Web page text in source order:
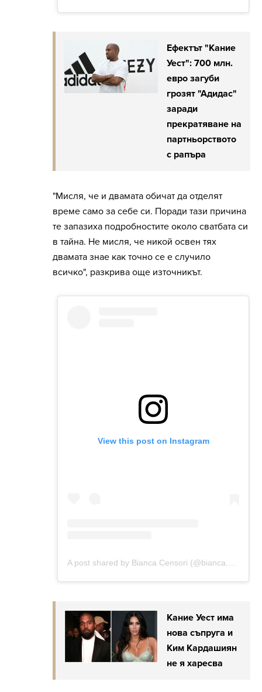
Ефектът "Кание
Уест": 700 млн.
евро загуби
грозят "Адидас"
заради
прекратяване на
партньорството
с рапъра
"Мисля, че и двамата обичат да отделят
време само за себе си. Поради тази причина
те запазиха подробностите около сватбата си
в тайна. Не мисля, че никой освен тях
двамата знае как точно се е случило
всичко", разкрива още източникът.
Кание Уест има
нова съпруга и
Ким Кардашиян
не я харесва